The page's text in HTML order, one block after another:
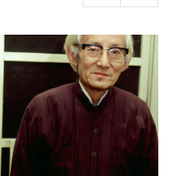
latest